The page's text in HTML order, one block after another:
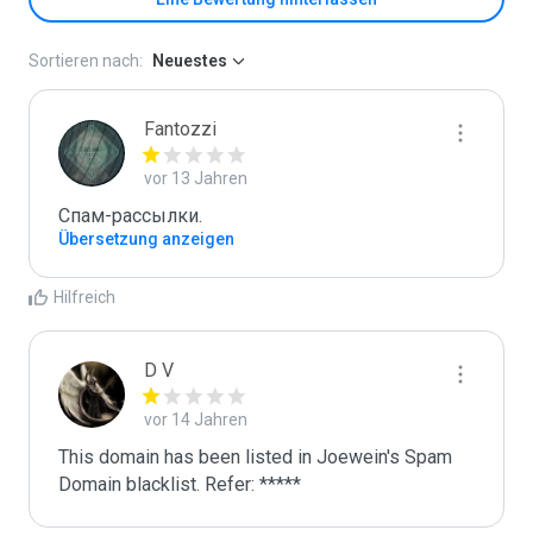
Sortieren nach: Neuestes
Fantozzi
vor 13 Jahren
Спам-рассылки.
Übersetzung anzeigen
Hilfreich
D V
vor 14 Jahren
This domain has been listed in Joewein's Spam
Domain blacklist. Refer: *****